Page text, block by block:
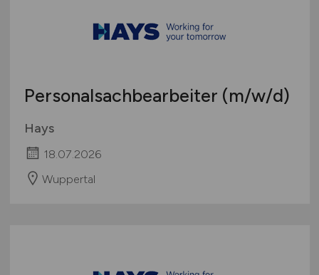
Personalsachbearbeiter (m/w/d)
Hays
18.07.2026
Wuppertal